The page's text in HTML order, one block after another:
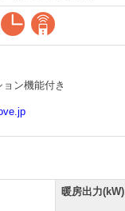
ン機能付き
暖房出力(kW)